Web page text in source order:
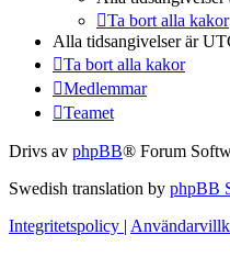
Ta bort alla kakor
Alla tidsangivelser är
Ta bort alla kakor
Medlemmar
Teamet
Drivs av phpBB® Forum
Swedish translation by phpBB
Integritetspolicy |